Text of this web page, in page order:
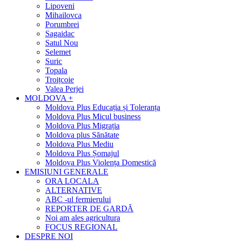
Lipoveni
Mihailovca
Porumbrei
Sagaidac
Satul Nou
Selemet
Suric
Topala
Troițcoie
Valea Perjei
MOLDOVA +
Moldova Plus Educația și Toleranța
Moldova Plus Micul business
Moldova Plus Migrația
Moldova plus Sănătate
Moldova Plus Mediu
Moldova Plus Șomajul
Moldova Plus Violența Domestică
EMISIUNI GENERALE
ORA LOCALA
ALTERNATIVE
ABC -ul fermierului
REPORTER DE GARDĂ
Noi am ales agricultura
FOCUS REGIONAL
DESPRE NOI